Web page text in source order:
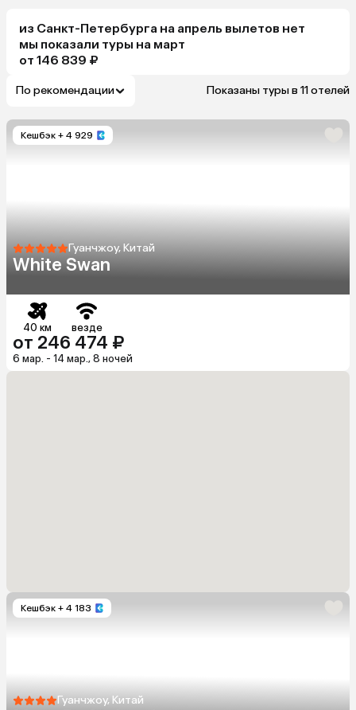
из Санкт-Петербурга на апрель вылетов нет
мы показали туры на март
от 146 839 ₽
По рекомендации Показаны туры в 11 отелей
Кешбэк + 4 929
Гуанчжоу, Китай
White Swan
40 км везде
от 246 474 ₽
6 мар. - 14 мар., 8 ночей
Кешбэк + 4 183
Гуанчжоу, Китай